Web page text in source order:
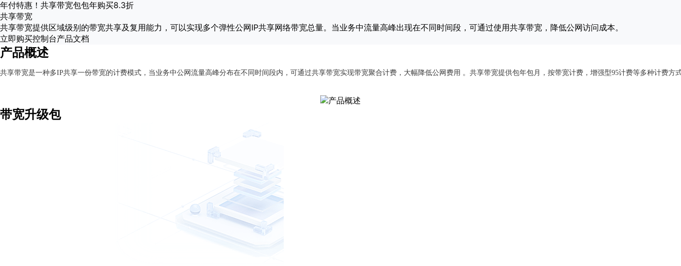
最
新
活
动
产
品
解
案
千
年付特惠！共享带宽包包年购买8.3折
共享带宽
共享带宽提供区域级别的带宽共享及复用能力，可以实现多个弹性公网IP共享网络带宽总量。当业务中流量高峰出现在不同时间段，可通过使用共享带宽，降低公网访问成本。
立即购买控制台产品文档
产品概述
共享带宽是一种多IP共享一份带宽的计费模式，当业务中公网流量高峰分布在不同时间段内，可通过共享带宽实现带宽聚合计费，大幅降低公网费用 。共享带宽提供包年包月，按带宽计费，增强型95计费等多种计费方
带宽升级包